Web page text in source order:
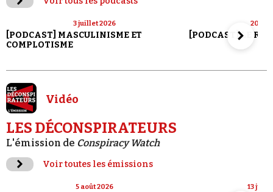
3 juillet 2026
[PODCAST] MASCULINISME ET
COMPLOTISME
20
[PODCAST] LE
Vidéo
LES DÉCONSPIRATEURS
L'émission de Conspiracy Watch
Voir toutes les émissions
5 août 2026 13